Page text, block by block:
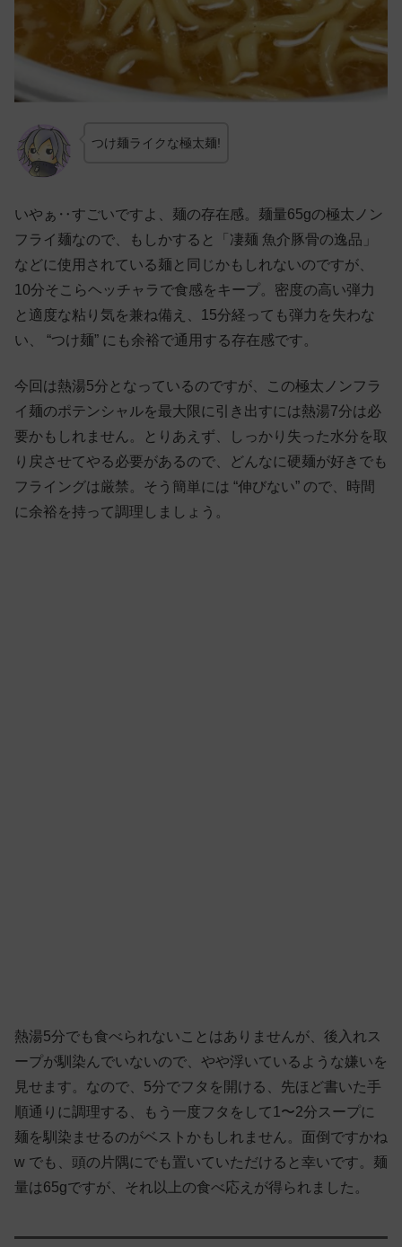
つけ麺ライクな極太麺!
いやぁ‥すごいですよ、麺の存在感。麺量65gの極太ノン
フライ麺なので、もしかすると「凄麺 魚介豚骨の逸品」
などに使用されている麺と同じかもしれないのですが、
10分そこらヘッチャラで食感をキープ。密度の高い弾力
と適度な粘り気を兼ね備え、15分経っても弾力を失わな
い、 “つけ麺” にも余裕で通用する存在感です。
今回は熱湯5分となっているのですが、この極太ノンフラ
イ麺のポテンシャルを最大限に引き出すには熱湯7分は必
要かもしれません。とりあえず、しっかり失った水分を取
り戻させてやる必要があるので、どんなに硬麺が好きでも
フライングは厳禁。そう簡単には “伸びない” ので、時間
に余裕を持って調理しましょう。
熱湯5分でも食べられないことはありませんが、後入れス
ープが馴染んでいないので、やや浮いているような嫌いを
見せます。なので、5分でフタを開ける、先ほど書いた手
順通りに調理する、もう一度フタをして1〜2分スープに
麺を馴染ませるのがベストかもしれません。面倒ですかね
w でも、頭の片隅にでも置いていただけると幸いです。麺
量は65gですが、それ以上の食べ応えが得られました。